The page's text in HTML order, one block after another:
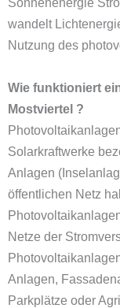
wandelt
Nutzung des
Wie funktioniert
Mostviertel ?
Solarkraftwerke
Anlagen
öffentlichen Netz
Netze der
Anlagen,
Parkplätze oder